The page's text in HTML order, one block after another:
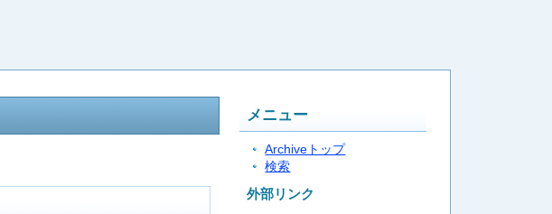
メニュー
Archiveトップ
検索
外部リンク